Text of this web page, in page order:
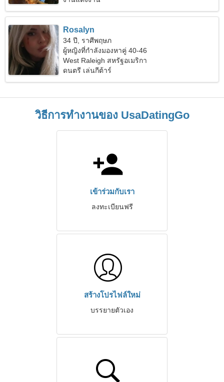
Rosalyn
34 ปี, ราศีพฤษภ
ผู้หญิงที่กำลังมองหาคู่ 40-46
West Raleigh สหรัฐอเมริกา
ดนตรี เล่นกีต้าร์
วิธีการทำงานของ UsaDatingGo
เข้าร่วมกับเรา
ลงทะเบียนฟรี
สร้างโปรไฟล์ใหม่
บรรยายตัวเอง